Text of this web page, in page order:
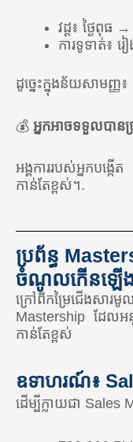
🇮🇳 ឥណ្ឌា
🇮🇩 ឥណ្ឌូនេស៊ី
🇲🇳 ម៉ុងហ្គោលី
🇷🇺 រុស្ស៊ី
🇸🇬 សិង្ហបុរី
🇹🇼 តៃវ៉ាន់
🇹🇭 ប្រទេសថៃ
អាហ្វ្រិក
វដ្ត៖ ថ្ងៃពុធ →
ការទូទាត់៖ រៀ
ដូច្នេះក្នុងន័យសាមញ្ញ៖
💰 អ្នកអាចទទួលបាន
អង្គការរបស់អ្នកបង្ក
កាន់តែខ្ពស់។.
ប្រព័ន្ធ
ចំណូលកើនឡើ
ក្រៅពីកម្រៃជើងស
Mastership ដែលអ
កាន់តែខ្ពស់
ឧទាហរណ៍៖
ដើម្បីក្លាយជា Sales